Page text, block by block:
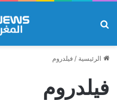
الرئيسية / فيلدروم
فيلدروم